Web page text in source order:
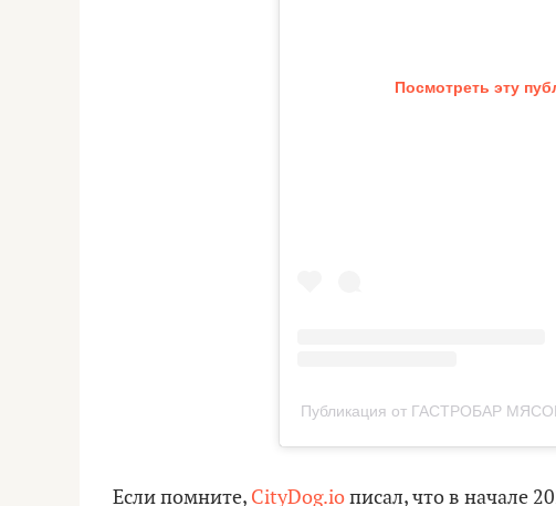
Посмотреть эту
Публикация от ГАСТРОБАР
Если помните, CityDog.ioписал, что в начале